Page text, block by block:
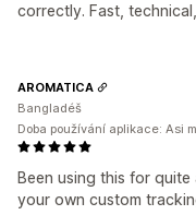
correctly. Fast,
Been using this for
your own custom
AROMATICA
Bangladéš
Doba používání aplikace: Asi